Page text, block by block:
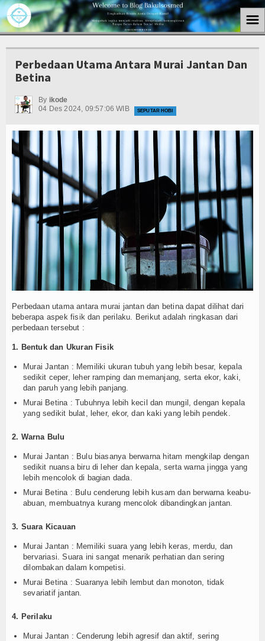
Home
Berita
Kuliner
Tutorial
Kesehatan
Teknologi
Internasional
Seputar Hobi
Berita Bakulsosmed
Koleksi Video
Album Foto
Agenda
Hubungi Kami
☰
Perbedaan Utama Antara Murai Jantan Dan
Betina
By ikode
04 Des 2024, 09:57:06 WIB
SEPUTAR HOBI
Perbedaan utama antara murai jantan dan betina dapat dilihat dari
beberapa aspek fisik dan perilaku. Berikut adalah ringkasan dari
perbedaan tersebut :
1. Bentuk dan Ukuran Fisik
Murai Jantan : Memiliki ukuran tubuh yang lebih besar, kepala
sedikit ceper, leher ramping dan memanjang, serta ekor, kaki,
dan paruh yang lebih panjang.
Murai Betina : Tubuhnya lebih kecil dan mungil, dengan kepala
yang sedikit bulat, leher, ekor, dan kaki yang lebih pendek.
2. Warna Bulu
Murai Jantan : Bulu biasanya berwarna hitam mengkilap dengan
sedikit nuansa biru di leher dan kepala, serta warna jingga yang
lebih mencolok di bagian dada.
Murai Betina : Bulu cenderung lebih kusam dan berwarna keabu-
abuan, membuatnya kurang mencolok dibandingkan jantan.
3. Suara Kicauan
Murai Jantan : Memiliki suara yang lebih keras, merdu, dan
bervariasi. Suara ini sangat menarik perhatian dan sering
dilombakan dalam kompetisi.
Murai Betina : Suaranya lebih lembut dan monoton, tidak
sevariatif jantan.
4. Perilaku
Murai Jantan : Cenderung lebih agresif dan aktif, sering